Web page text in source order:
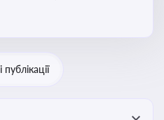
оцінка ризиків
на організаційну
публікації